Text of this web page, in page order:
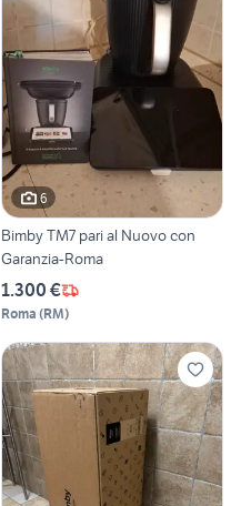
6
Bimby TM7 pari al Nuovo con
Garanzia-Roma
1.300 €
Roma (RM)